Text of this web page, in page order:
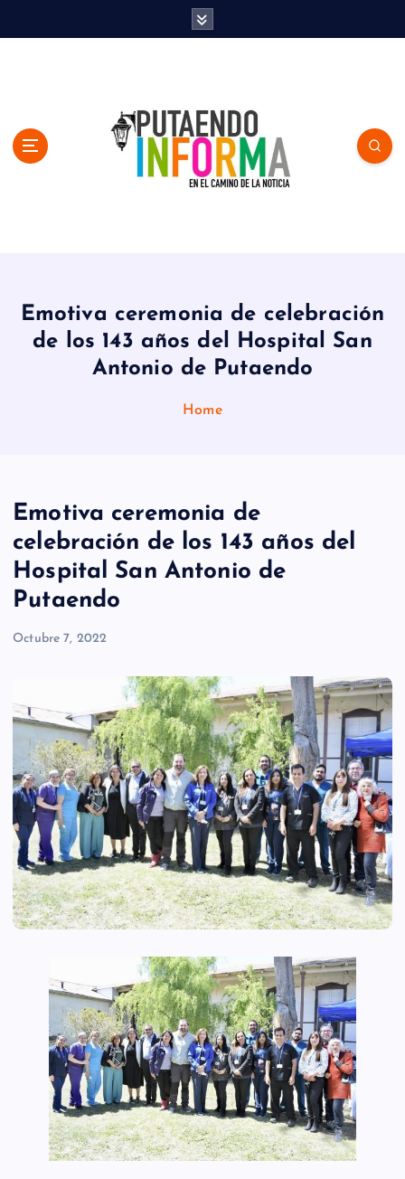
Emotiva ceremonia de celebración
de los 143 años del Hospital San
Antonio de Putaendo
Home
Emotiva ceremonia de
celebración de los 143 años del
Hospital San Antonio de
Putaendo
Octubre 7, 2022